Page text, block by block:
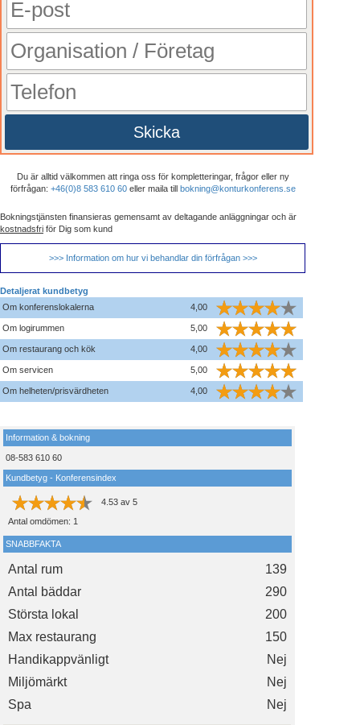
Skicka
Du är alltid välkommen att ringa oss för kompletteringar, frågor eller ny
förfrågan: +46(0)8 583 610 60eller maila till bokning@konturkonferens.se
Bokningstjänsten finansieras gemensamt av deltagande anläggningar och är
kostnadsfri för Dig som kund
>>> Information om hur vi behandlar din förfrågan >>>
Detaljerat kundbetyg
Om konferenslokalerna
4,00
Om logirummen 5,00
Om restaurang och kök 4,00
Om servicen 5,00
Om helheten/prisvärdheten 4,00
Information & bokning
08-583 610 60
Kundbetyg - Konferensindex
4.53 av 5
Antal omdömen: 1
SNABBFAKTA
Antal rum
139
Antal bäddar
290
Största lokal
200
Max restaurang
150
Handikappvänligt
Nej
Miljömärkt
Nej
Spa
Nej